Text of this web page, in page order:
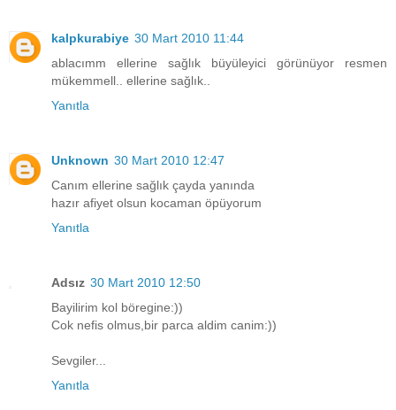
kalpkurabiye 30 Mart 2010 11:44
ablacımm ellerine sağlık büyüleyici görünüyor resmen
mükemmell.. ellerine sağlık..
Yanıtla
Unknown 30 Mart 2010 12:47
Canım ellerine sağlık çayda yanında
hazır afiyet olsun kocaman öpüyorum
Yanıtla
Adsız 30 Mart 2010 12:50
Bayilirim kol böregine:))
Cok nefis olmus,bir parca aldim canim:))
Sevgiler...
Yanıtla